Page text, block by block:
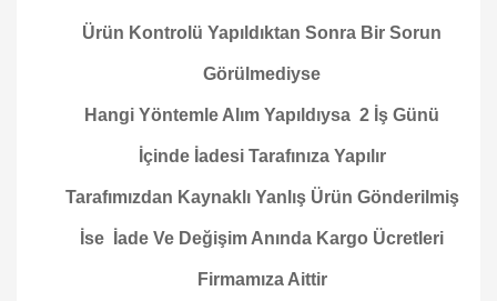
Ürün Kontrolü Yapıldıktan Sonra Bir Sorun
Görülmediyse
Hangi Yöntemle Alım Yapıldıysa 2 İş Günü
İçinde İadesi Tarafınıza Yapılır
Tarafımızdan Kaynaklı Yanlış Ürün Gönderilmiş
İse İade Ve Değişim Anında Kargo Ücretleri
Firmamıza Aittir